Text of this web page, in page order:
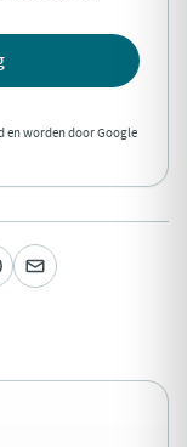
en worden door Google